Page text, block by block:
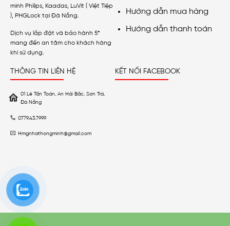
minh Philips, Kaadas, LuVit ( Việt Tiệp
), PHGLock tại Đà Nẵng.
Dịch vụ lắp đặt và bảo hành 5*
mang đến an tâm cho khách hàng
khi sử dụng.
Hướng dẫn mua hàng
Hướng dẫn thanh toán
THÔNG TIN LIÊN HỆ
01 Lê Tấn Toán, An Hải Bắc, Sơn Trà,
Đà Nẵng
0779.43.7999
Hmgnhathongminh@gmail.com
KẾT NỐI FACEBOOK